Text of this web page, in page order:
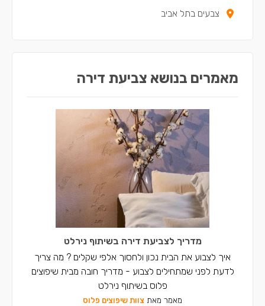
צבעים בתל אביב
מאמרים בנושא צביעת דירה
מדריך לצביעת דירה בשיתוף נירלט
איך לצבוע את הבית נכון ולחסוך אלפי שקלים ? מה צריך
לדעת לפני שמתחילים לצבוע - מדריך חובה מבית שיפוצים
פלוס בשיתוף נירלט
מאמר מאת צוות שיפוצים פלוס